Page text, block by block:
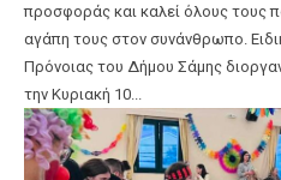
προσφοράς και καλεί όλους τους
αγάπη τους στον συνάνθρωπο. Ειδικότερα, το Αυτοτελές Τμήμα
Πρόνοιας του Δήμου Σάμης
την Κυριακή 10...